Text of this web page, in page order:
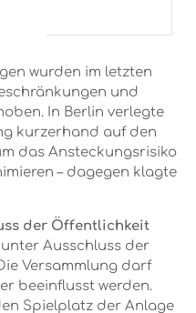
wurden im letzten
und
In Berlin verlegte
kurzerhand auf den
das Ansteckungsrisiko
– dagegen klagte
der Öffentlichkeit
Ausschluss der
Versammlung darf
beeinflusst werden.
Spielplatz der Anlage